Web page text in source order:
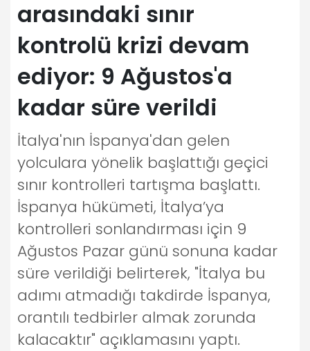
arasındaki sınır
kontrolü krizi devam
ediyor: 9 Ağustos'a
kadar süre verildi
İtalya'nın İspanya'dan gelen
yolculara yönelik başlattığı geçici
sınır kontrolleri tartışma başlattı.
İspanya hükümeti, İtalya’ya
kontrolleri sonlandırması için 9
Ağustos Pazar günü sonuna kadar
süre verildiği belirterek, "İtalya bu
adımı atmadığı takdirde İspanya,
orantılı tedbirler almak zorunda
kalacaktır" açıklamasını yaptı.